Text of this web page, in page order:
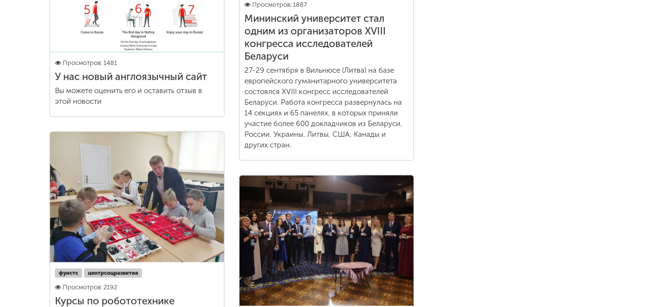
Просмотров: 1887
Мининский университет стал
одним из организаторов XVIII
конгресса исследователей
Беларуси
27-29 сентября в Вильнюсе (Литва) на базе
европейского гуманитарного университета
состоялся XVIII конгресс исследователей
Беларуси. Работа конгресса развернулась на
14 секциях и 65 панелях, в которых приняли
участие более 600 докладчиков из Беларуси,
России, Украины, Литвы, США, Канады и
других стран.
Просмотров: 1481
У нас новый англоязычный сайт
Вы можете оценить его и оставить отзыв в
этой новости
фуистс центрсоцразвития
Просмотров: 2192
Курсы по робототехнике